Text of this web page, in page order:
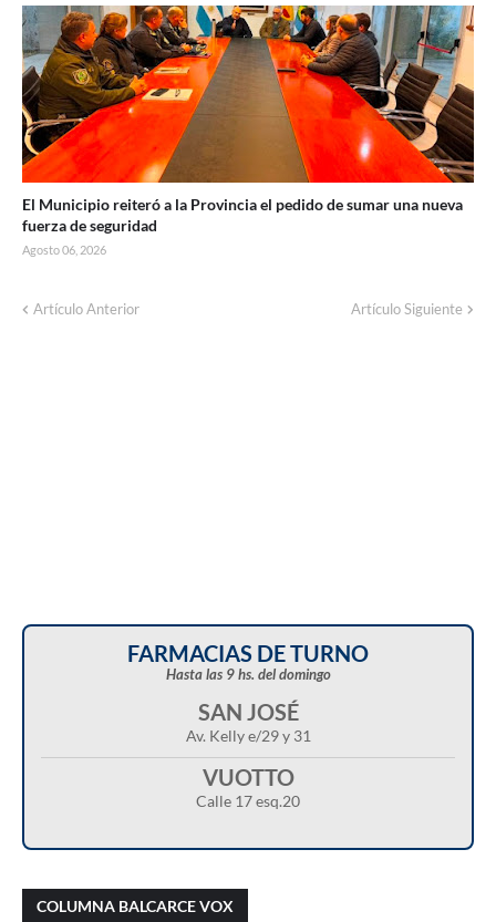
El Municipio reiteró a la Provincia el pedido de sumar una nueva
fuerza de seguridad
Agosto 06, 2026
Artículo Anterior Artículo Siguiente
Corte de energía programado para este
FARMACIAS DE TURNO
Hasta las 9 hs. del domingo
SAN JOSÉ
Av. Kelly e/29 y 31
VUOTTO
Calle 17 esq.20
COLUMNA BALCARCE VOX
que se conozca la carga horaria de cada
cuestionó el proyecto de reforma de la Ley de